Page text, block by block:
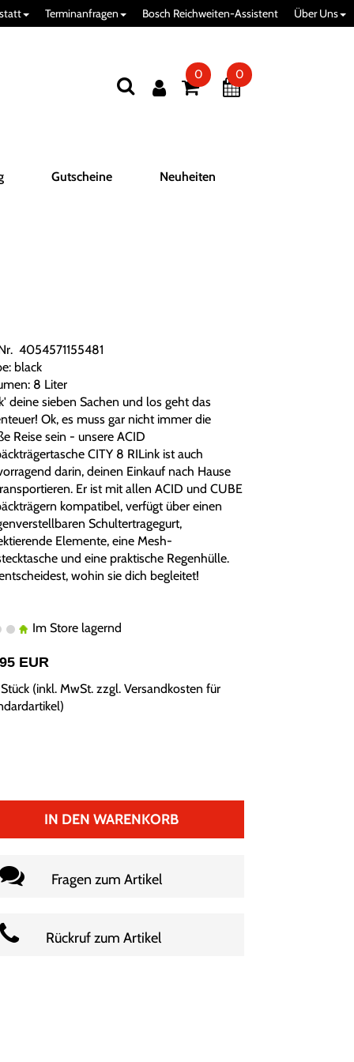
Terminanfragen Bosch Reichweiten-Assistent Über Uns
0 0
Gutscheine Neuheiten
4054571155481
black
8 Liter
deine sieben Sachen und los geht das
Ok, es muss gar nicht immer die
Reise sein - unsere ACID
CITY 8 RILink ist auch
darin, deinen Einkauf nach Hause
Er ist mit allen ACID und CUBE
kompatibel, verfügt über einen
Schultertragegurt,
Elemente, eine Mesh-
und eine praktische Regenhülle.
wohin sie dich begleitet!
Im Store lagernd
EUR
(inkl. MwSt. zzgl. Versandkosten für
)
IN DEN WARENKORB
Fragen zum Artikel
Rückruf zum Artikel